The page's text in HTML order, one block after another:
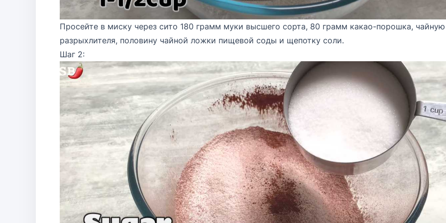
Просейте в миску через сито 180 грамм муки высшего сорта, 80 грамм какао-порошка,
разрыхлителя, половину чайной ложки пищевой соды и щепотку соли.
Шаг 2: